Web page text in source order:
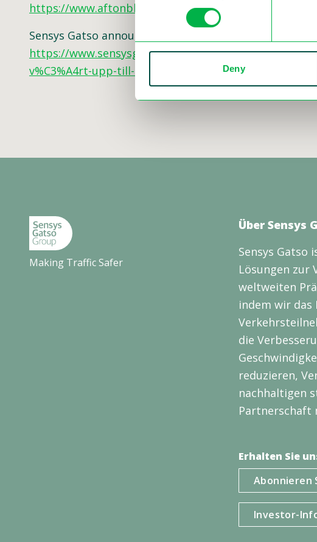
Deny
https://www.aftonbladet.se/bil...
Sensys Gatso announced the contract signed on
https://www.sensysgatso.com/pressreleases/2022/
v%C3%A4rt-upp-till-850-miljoner-kronor
Making Traffic Safer
Über Sensys
Sensys
Lösungen zur
weltweiten
indem wir
die
reduzieren,
nachhaltigen
Partnerschaft
Erhalten Sie
Abonnieren
Investor-